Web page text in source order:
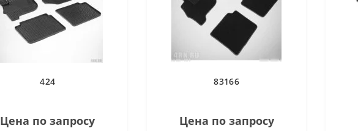
424
Цена по запросу
83166
Цена по запросу